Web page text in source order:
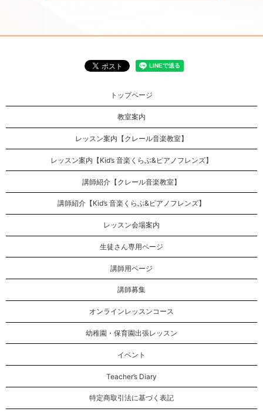
トップページ
教室案内
レッスン案内【クレール音楽教室】
レッスン案内【Kid’s 音楽くらぶ&ピアノフレンズ】
講師紹介【クレール音楽教室】
講師紹介【Kid’s 音楽くらぶ&ピアノフレンズ】
レッスン会場案内
生徒さん専用ページ
講師用ページ
講師募集
オンラインレッスンコース
幼稚園・保育園出張レッスン
イベント
Teacher’s Diary
特定商取引法に基づく表記